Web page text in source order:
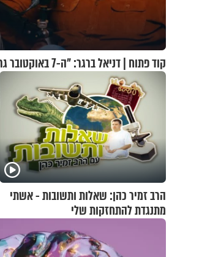
קוד פתוח | דניאל ברגר: "ה-7 באוקטובר גרם לי לחפש תשובות"
הרב זמיר כהן: שאלות ותשובות - אשתי
מתנגדת להתחזקות שלי